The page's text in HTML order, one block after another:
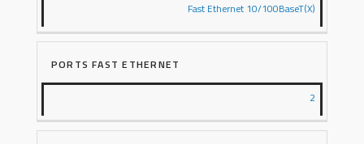
Fast Ethernet 10/100BaseT(X)
PORTS FAST ETHERNET
2